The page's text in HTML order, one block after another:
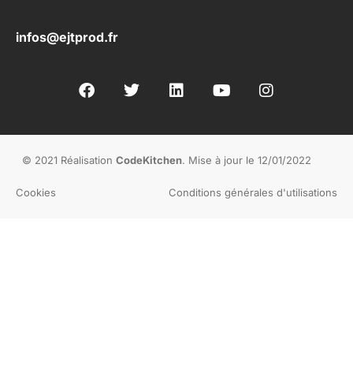
infos@ejtprod.fr
© 2021 Réalisation CodeKitchen. Mise à jour le 12/01/2022
Cookies Conditions générales d'utilisations